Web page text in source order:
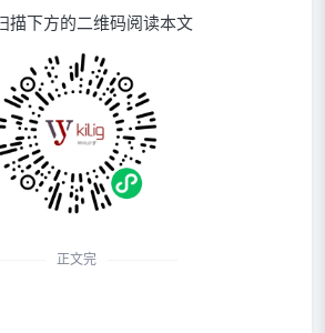
描下方的二维码阅读本文
正文完